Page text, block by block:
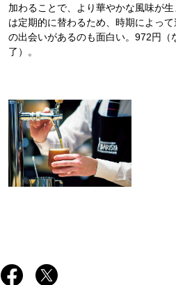
加わることで、より華やかな風味が
は定期的に替わるため、時期によっ
の出会いがあるのも面白い。972円（
了）。